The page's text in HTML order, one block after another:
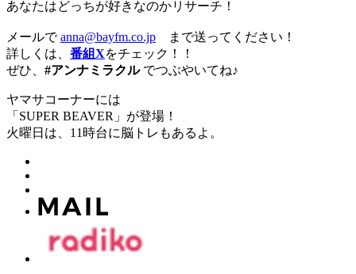
あなたはどっちが好きなのかリサーチ！
メールでanna@bayfm.co.jp まで送ってください！
詳しくは、 番組Xをチェック！！
ぜひ、 #アンナミラクルでつぶやいてね♪
ヤマサコーナーには
「SUPER BEAVER」が登場！
火曜日は、11時台に脳トレもあるよ。